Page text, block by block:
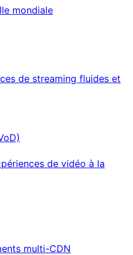
mondiale
de streaming fluides et
de vidéo à la
multi-CDN